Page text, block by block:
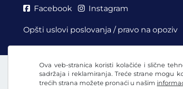
Ova veb-stranica koristi kolačiće i slične
sadržaja i reklamiranja. Treće strane mogu
trećih strana možete pronaći u našim
Facebook Instagram
Opšti uslovi poslovanja / pravo na opoziv